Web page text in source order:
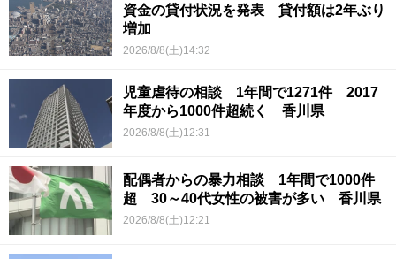
資金の貸付状況を発表 貸付額は2年ぶり
増加
2026/8/8(土)14:32
児童虐待の相談 1年間で1271件 2017
年度から1000件超続く 香川県
2026/8/8(土)12:31
配偶者からの暴力相談 1年間で1000件
超 30～40代女性の被害が多い 香川県
2026/8/8(土)12:21